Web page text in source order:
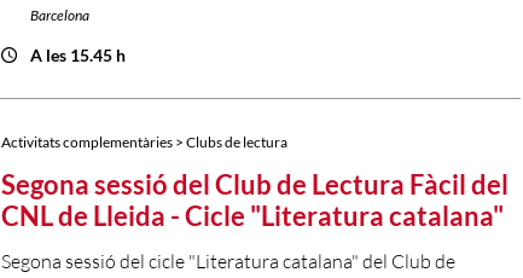
Barcelona
A les 15.45 h
Activitats complementàries > Clubs de lectura
Segona sessió del Club de Lectura Fàcil del
CNL de Lleida - Cicle "Literatura catalana"
Segona sessió del cicle "Literatura catalana" del Club de